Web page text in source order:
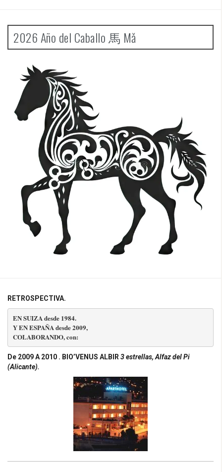
2026 Año del Caballo 馬 Mǎ
RETROSPECTIVA.
EN SUIZA desde 1984.
COLABORANDO, con:
De 2009 A 2010 . BIO’VENUS ALBIR 3 estrellas, Alfaz del Pi
(Alicante).